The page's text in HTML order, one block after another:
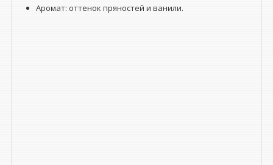
Аромат: оттенок пряностей и ванили.